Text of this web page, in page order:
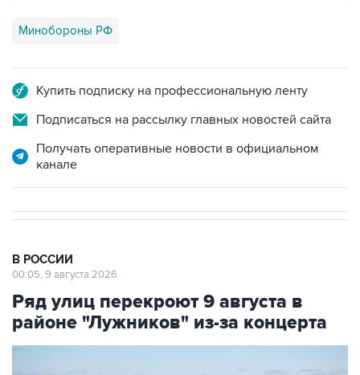
Минобороны РФ
Купить подписку на профессиональную ленту
Подписаться на рассылку главных новостей сайта
Получать оперативные новости в официальном
канале
В РОССИИ
00:05, 9 августа 2026
Ряд улиц перекроют 9 августа в
районе "Лужников" из-за концерта